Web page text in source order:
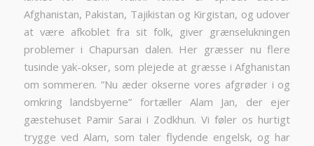
Afghanistan, Pakistan, Tajikistan og Kirgistan, og udover
at være afkoblet fra sit folk, giver grænselukningen
problemer i Chapursan dalen. Her græsser nu flere
tusinde yak-okser, som plejede at græsse i Afghanistan
om sommeren. ”Nu æder okserne vores afgrøder i og
omkring landsbyerne” fortæller Alam Jan, der ejer
gæstehuset Pamir Sarai i Zodkhun. Vi føler os hurtigt
trygge ved Alam, som taler flydende engelsk, og har